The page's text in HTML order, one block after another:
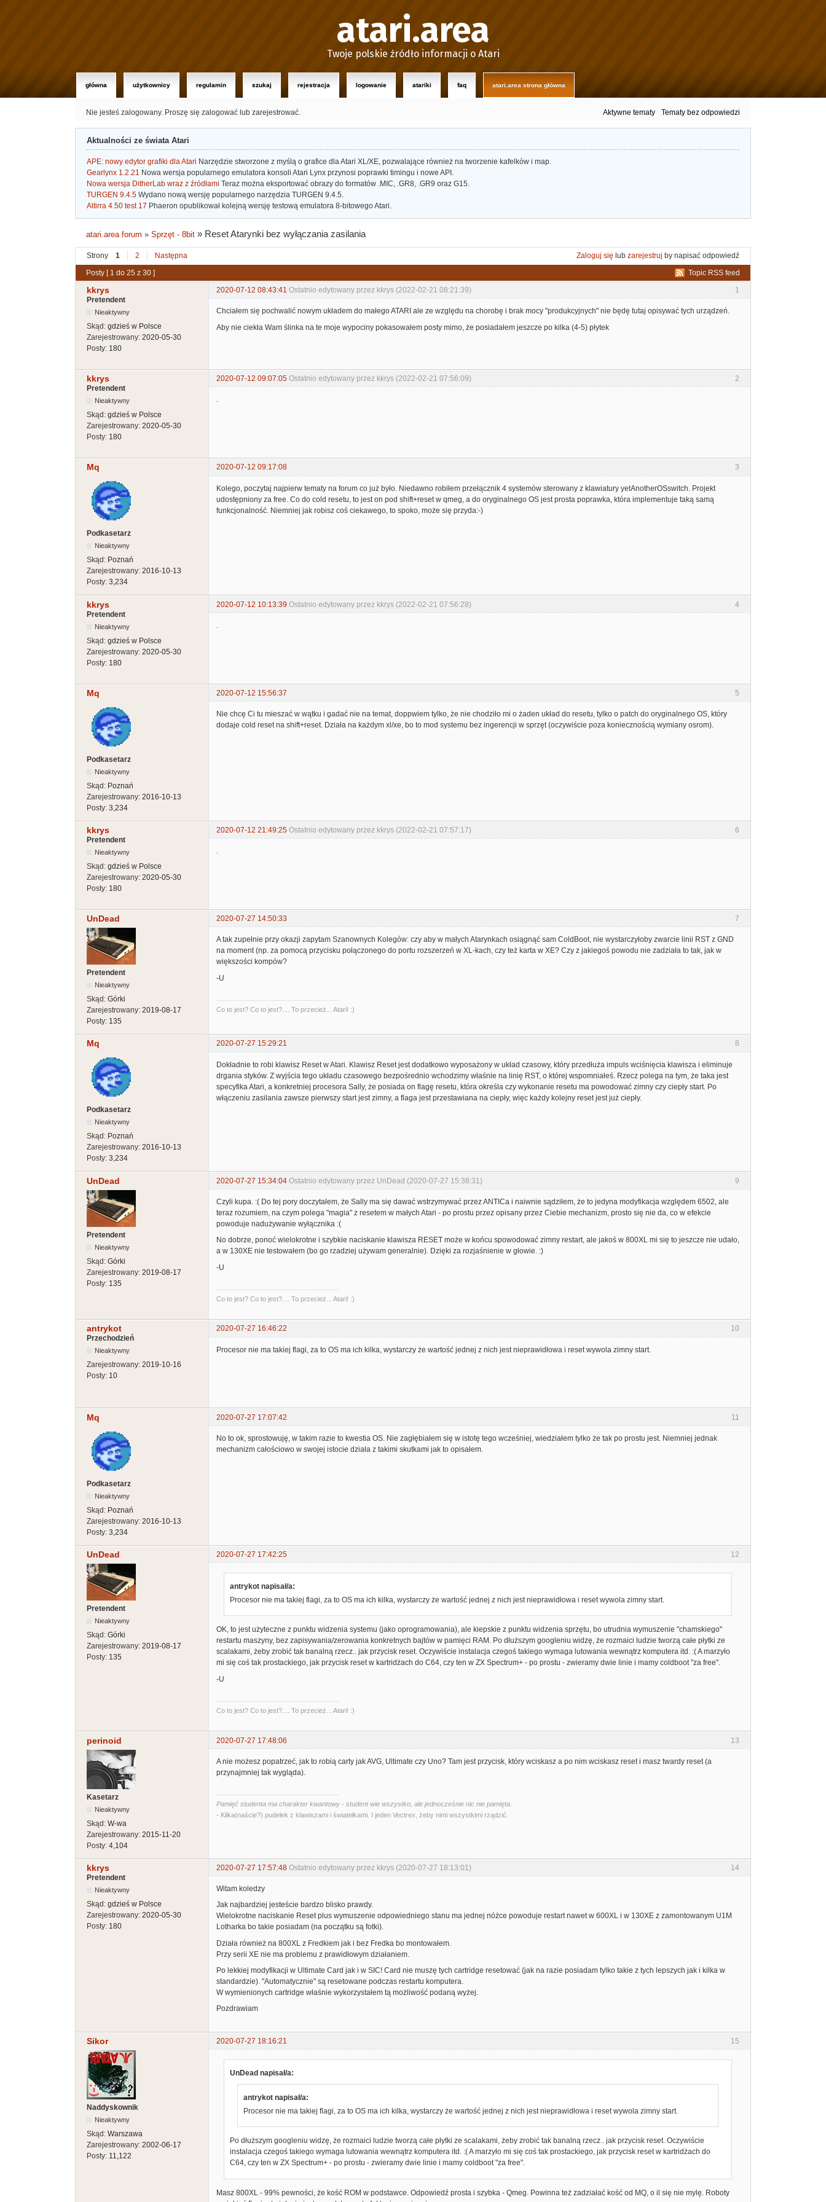
atari.area
Twoje polskie źródło informacji o Atari
główna użytkownicy regulamin szukaj rejestracja logowanie atariki faq atari.area strona główna
Nie jesteś zalogowany. Proszę się zalogować lub zarejestrować. Aktywne tematy Tematy bez odpowiedzi
Aktualności ze świata Atari
APE: nowy edytor grafiki dla Atari Narzędzie stworzone z myślą o grafice dla Atari XL/XE, pozwalające również na tworzenie kafelków i map.
Gearlynx 1.2.21 Nowa wersja popularnego emulatora konsoli Atari Lynx przynosi poprawki timingu i nowe API.
Nowa wersja DitherLab wraz z źródłami Teraz można eksportować obrazy do formatów .MIC, .GR8, .GR9 oraz G15.
TURGEN 9.4.5 Wydano nową wersję popularnego narzędzia TURGEN 9.4.5.
Altirra 4.50 test 17 Phaeron opublikował kolejną wersję testową emulatora 8-bitowego Atari.
atari.area forum »Sprzęt - 8bit » Reset Atarynki bez wyłączania zasilania
Strony 1 2 Następna Zaloguj się lub zarejestruj by napisać odpowiedź
Topic RSS feed
Posty [ 1 do 25 z 30 ]
1
kkrys 2020-07-12 08:43:41 Ostatnio edytowany przez kkrys (2022-02-21 08:21:39)
Pretendent
Nieaktywny
Skąd: gdzieś w Polsce
Zarejestrowany: 2020-05-30
Posty: 180
Chciałem się pochwalić nowym układem do małego ATARI ale ze względu na chorobę i brak mocy "produkcyjnych" nie będę tutaj opisywać tych urządzeń.
Aby nie ciekła Wam ślinka na te moje wypociny pokasowałem posty mimo, że posiadałem jeszcze po kilka (4-5) płytek
2
kkrys 2020-07-12 09:07:05 Ostatnio edytowany przez kkrys (2022-02-21 07:56:09)
Pretendent
Nieaktywny
Skąd: gdzieś w Polsce
Zarejestrowany: 2020-05-30
Posty: 180
.
3
Mq 2020-07-12 09:17:08
Podkasetarz
Nieaktywny
Skąd: Poznań
Zarejestrowany: 2016-10-13
Posty: 3,234
Kolego, poczytaj najpierw tematy na forum co już było. Niedawno robiłem przełącznik 4 systemów sterowany z klawiatury yetAnotherOSswitch. Projekt
udostępniony za free. Co do cold resetu, to jest on pod shift+reset w qmeg, a do oryginalnego OS jest prosta poprawka, która implementuje taką samą
funkcjonalność. Niemniej jak robisz coś ciekawego, to spoko, może się przyda:-)
4
kkrys 2020-07-12 10:13:39 Ostatnio edytowany przez kkrys (2022-02-21 07:56:28)
Pretendent
Nieaktywny
Skąd: gdzieś w Polsce
Zarejestrowany: 2020-05-30
Posty: 180
.
5
Mq 2020-07-12 15:56:37
Podkasetarz
Nieaktywny
Skąd: Poznań
Zarejestrowany: 2016-10-13
Posty: 3,234
Nie chcę Ci tu mieszać w wątku i gadać nie na temat, doppwiem tylko, że nie chodziło mi o żaden układ do resetu, tylko o patch do oryginalnego OS, który
dodaje cold reset na shift+reset. Działa na każdym xl/xe, bo to mod systemu bez ingerencji w sprzęt (oczywiście poza koniecznością wymiany osrom).
6
kkrys 2020-07-12 21:49:25 Ostatnio edytowany przez kkrys (2022-02-21 07:57:17)
Pretendent
Nieaktywny
Skąd: gdzieś w Polsce
Zarejestrowany: 2020-05-30
Posty: 180
.
7
UnDead 2020-07-27 14:50:33
Pretendent
Nieaktywny
Skąd: Górki
Zarejestrowany: 2019-08-17
Posty: 135
A tak zupełnie przy okazji zapytam Szanownych Kolegów: czy aby w małych Atarynkach osiągnąć sam ColdBoot, nie wystarczyłoby zwarcie linii RST z GND
na moment (np. za pomocą przycisku połączonego do portu rozszerzeń w XL-kach, czy też karta w XE? Czy z jakiegoś powodu nie zadziała to tak, jak w
większości kompów?
-U
Co to jest? Co to jest?.... To przecież... Atari! :)
8
Mq 2020-07-27 15:29:21
Podkasetarz
Nieaktywny
Skąd: Poznań
Zarejestrowany: 2016-10-13
Posty: 3,234
Dokładnie to robi klawisz Reset w Atari. Klawisz Reset jest dodatkowo wyposażony w układ czasowy, który przedłuża impuls wciśnięcia klawisza i eliminuje
drgania styków. Z wyjścia tego układu czasowego bezpośrednio wchodzimy właśnie na linię RST, o której wspomniałeś. Rzecz polega na tym, że taka jest
specyfika Atari, a konkretniej procesora Sally, że posiada on flagę resetu, która określa czy wykonanie resetu ma powodować zimny czy ciepły start. Po
włączeniu zasilania zawsze pierwszy start jest zimny, a flaga jest przestawiana na ciepły, więc każdy kolejny reset jest już ciepły.
9
UnDead 2020-07-27 15:34:04 Ostatnio edytowany przez UnDead (2020-07-27 15:38:31)
Pretendent
Nieaktywny
Skąd: Górki
Zarejestrowany: 2019-08-17
Posty: 135
Czyli kupa. :( Do tej pory doczytałem, że Sally ma się dawać wstrzymywać przez ANTICa i naiwnie sądziłem, że to jedyna modyfikacja względem 6502, ale
teraz rozumiem, na czym polega "magia" z resetem w małych Atari - po prostu przez opisany przez Ciebie mechanizm, prosto się nie da, co w efekcie
powoduje nadużywanie wyłącznika :(
No dobrze, ponoć wielokrotne i szybkie naciskanie klawisza RESET może w końcu spowodować zimny restart, ale jakoś w 800XL mi się to jeszcze nie udało,
a w 130XE nie testowałem (bo go rzadziej używam generalnie). Dzięki za rozjaśnienie w głowie. :)
-U
Co to jest? Co to jest?.... To przecież... Atari! :)
10
antrykot
2020-07-27 16:46:22
Przechodzień
Nieaktywny
Zarejestrowany: 2019-10-16
Posty: 10
Procesor nie ma takiej flagi, za to OS ma ich kilka, wystarczy że wartość jednej z nich jest nieprawidłowa i reset wywola zimny start.
11
Mq 2020-07-27 17:07:42
Podkasetarz
Nieaktywny
Skąd: Poznań
Zarejestrowany: 2016-10-13
Posty: 3,234
No to ok, sprostowuję, w takim razie to kwestia OS. Nie zagłębiałem się w istotę tego wcześniej, wiedziałem tylko że tak po prostu jest. Niemniej jednak
mechanizm całościowo w swojej istocie działa z takimi skutkami jak to opisałem.
12
UnDead 2020-07-27 17:42:25
Pretendent
Nieaktywny
Skąd: Górki
Zarejestrowany: 2019-08-17
Posty: 135
antrykot napisał/a:
Procesor nie ma takiej flagi, za to OS ma ich kilka, wystarczy że wartość jednej z nich jest nieprawidłowa i reset wywola zimny start.
OK, to jest użyteczne z punktu widzenia systemu (jako oprogramowania), ale kiepskie z punktu widzenia sprzętu, bo utrudnia wymuszenie "chamskiego"
restartu maszyny, bez zapisywania/zerowania konkretnych bajtów w pamięci RAM. Po dłuższym googleniu widzę, że rozmaici ludzie tworzą całe płytki ze
scalakami, żeby zrobić tak banalną rzecz.. jak przycisk reset. Oczywiście instalacja czegoś takiego wymaga lutowania wewnątrz komputera itd. :( A marzyło
mi się coś tak prostackiego, jak przycisk reset w kartridżach do C64, czy ten w ZX Spectrum+ - po prostu - zwieramy dwie linie i mamy coldboot "za free".
-U
Co to jest? Co to jest?.... To przecież... Atari! :)
13
perinoid 2020-07-27 17:48:06
Kasetarz
Nieaktywny
Skąd: W-wa
Zarejestrowany: 2015-11-20
Posty: 4,104
A nie możesz popatrzeć, jak to robią carty jak AVG, Ultimate czy Uno? Tam jest przycisk, który wciskasz a po nim wciskasz reset i masz twardy reset (a
przynajmniej tak wygląda).
Pamięć studenta ma charakter kwantowy - student wie wszystko, ale jednocześnie nic nie pamięta.
- Kilka(naście?) pudełek z klawiszami i światełkami. I jeden Vectrex, żeby nimi wszystkimi rządzić.
14
kkrys 2020-07-27 17:57:48 Ostatnio edytowany przez kkrys (2020-07-27 18:13:01)
Pretendent
Nieaktywny
Skąd: gdzieś w Polsce
Zarejestrowany: 2020-05-30
Posty: 180
Witam koledzy
Jak najbardziej jesteście bardzo blisko prawdy.
Wielokrotne naciskanie Reset plus wymuszenie odpowiedniego stanu ma jednej nóżce powoduje restart nawet w 600XL i w 130XE z zamontowanym U1M
Lotharka bo takie posiadam (na początku są fotki).
Działa również na 800XL z Fredkiem jak i bez Fredka bo montowałem.
Przy serii XE nie ma problemu z prawidłowym działaniem.
Po lekkiej modyfikacji w Ultimate Card jak i w SIC! Card nie muszę tych cartridge resetować (jak na razie posiadam tylko takie z tych lepszych jak i kilka w
standardzie). "Automatycznie" są resetowane podczas restartu komputera.
W wymienionych cartridge właśnie wykorzystałem tą możliwość podaną wyżej.
Pozdrawiam
15
Sikor 2020-07-27 18:16:21
Naddyskownik
Nieaktywny
Skąd: Warszawa
Zarejestrowany: 2002-06-17
Posty: 11,122
UnDead napisał/a:
antrykot napisał/a:
Procesor nie ma takiej flagi, za to OS ma ich kilka, wystarczy że wartość jednej z nich jest nieprawidłowa i reset wywola zimny start.
Po dłuższym googleniu widzę, że rozmaici ludzie tworzą całe płytki ze scalakami, żeby zrobić tak banalną rzecz.. jak przycisk reset. Oczywiście
instalacja czegoś takiego wymaga lutowania wewnątrz komputera itd. :( A marzyło mi się coś tak prostackiego, jak przycisk reset w kartridżach do
C64, czy ten w ZX Spectrum+ - po prostu - zwieramy dwie linie i mamy coldboot "za free".
Masz 800XL - 99% pewności, że kość ROM w podstawce. Odpowiedź prosta i szybka - Qmeg. Powinna też zadziałać kość od MQ, o il się nie mylę. Roboty